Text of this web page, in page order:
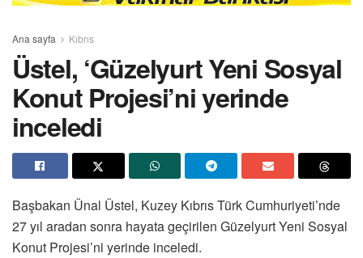
Ana sayfa Kıbrıs
Üstel, ‘Güzelyurt Yeni Sosyal
Konut Projesi’ni yerinde
inceledi
Başbakan Ünal Üstel, Kuzey Kıbrıs Türk Cumhuriyeti’nde
27 yıl aradan sonra hayata geçirilen Güzelyurt Yeni Sosyal
Konut Projesi’ni yerinde inceledi.